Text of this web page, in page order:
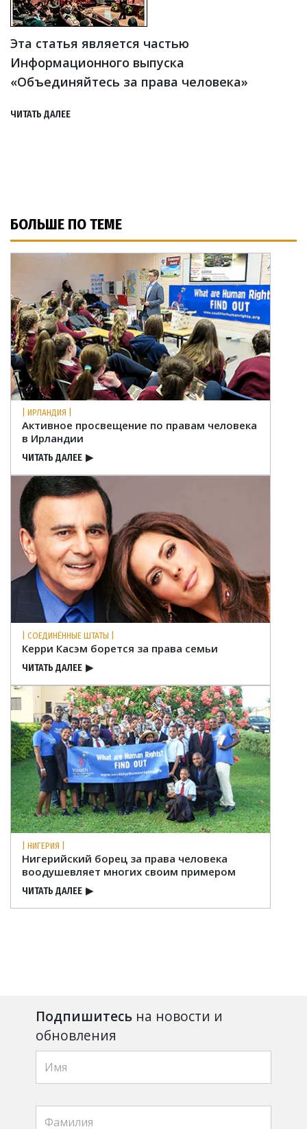
Эта статья является частью
Информационного выпуска
«Объединяйтесь за права человека»
ЧИТАТЬ ДАЛЕЕ
БОЛЬШЕ ПО ТЕМЕ
| ИРЛАНДИЯ |
Активное просвещение по правам человека
в Ирландии
ЧИТАТЬ ДАЛЕЕ ▶
| СОЕДИНЁННЫЕ ШТАТЫ |
Керри Касэм борется за права семьи
ЧИТАТЬ ДАЛЕЕ ▶
| НИГЕРИЯ |
Нигерийский борец за права человека
воодушевляет многих своим примером
ЧИТАТЬ ДАЛЕЕ ▶
Подпишитесь на новости и
обновления